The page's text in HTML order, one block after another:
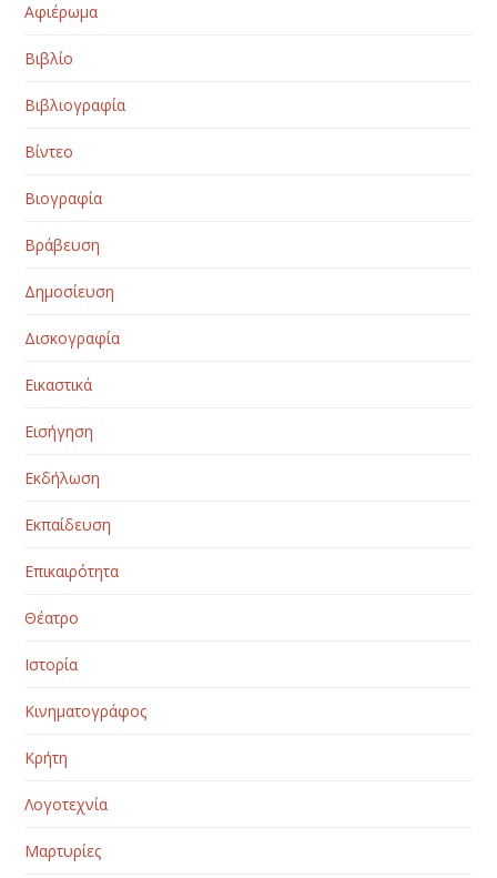
Αφιέρωμα
Βιβλίο
Βιβλιογραφία
Βίντεο
Βιογραφία
Βράβευση
Δημοσίευση
Δισκογραφία
Εικαστικά
Εισήγηση
Εκδήλωση
Εκπαίδευση
Επικαιρότητα
Θέατρο
Ιστορία
Κινηματογράφος
Κρήτη
Λογοτεχνία
Μαρτυρίες